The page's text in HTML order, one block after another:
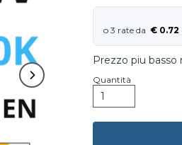
€ 0.72
Prezzo piu
Quantità